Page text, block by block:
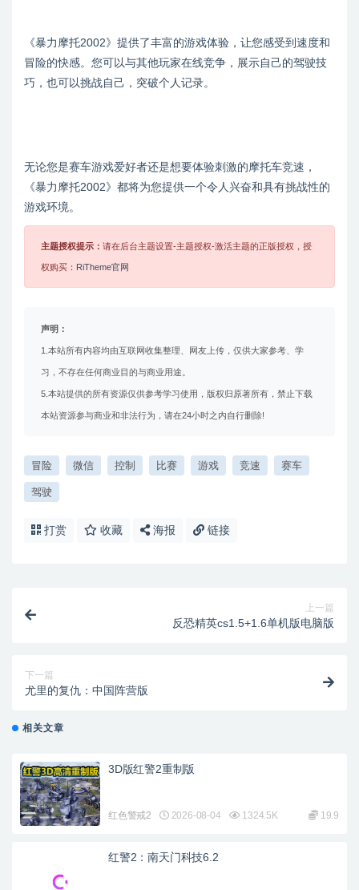
《暴力摩托2002》提供了丰富的游戏体验，让您感受到速度和
冒险的快感。您可以与其他玩家在线竞争，展示自己的驾驶技
巧，也可以挑战自己，突破个人记录。
无论您是赛车游戏爱好者还是想要体验刺激的摩托车竞速，
《暴力摩托2002》都将为您提供一个令人兴奋和具有挑战性的
游戏环境。
主题授权提示： 请在后台主题设置-主题授权-激活主题的正版授权，授
权购买： RiTheme官网
声明：
1.本站所有内容均由互联网收集整理、网友上传，仅供大家参考、学
习，不存在任何商业目的与商业用途。
5.本站提供的所有资源仅供参考学习使用，版权归原著所有，禁止下载
本站资源参与商业和非法行为，请在24小时之内自行删除!
冒险 微信 控制 比赛 游戏 竞速 赛车
驾驶
打赏 收藏 海报 链接
上一篇
反恐精英cs1.5+1.6单机版电脑版
下一篇
尤里的复仇：中国阵营版
相关文章
3D版红警2重制版
红色警戒2 2026-08-04 1324.5K 19.9
红警2：南天门科技6.2